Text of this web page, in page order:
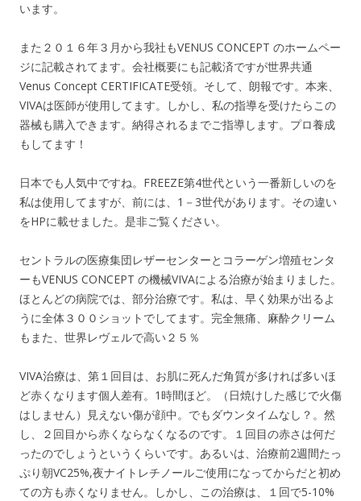
います。
また２０１６年３月から我社もVENUS CONCEPT のホームペー
ジに記載されてます。会社概要にも記載済ですが世界共通
Venus Concept CERTIFICATE受領。そして、朗報です。本来、
VIVAは医師が使用してます。しかし、私の指導を受けたらこの
器械も購入できます。納得されるまでご指導します。プロ養成
もしてます！
日本でも人気中ですね。FREEZE第4世代という一番新しいのを
私は使用してますが、前には、1－3世代があります。その違い
をHPに載せました。是非ご覧ください。
セントラルの医療集団レザーセンターとコラーゲン増殖センタ
ーもVENUS CONCEPT の機械VIVAによる治療が始まりました。
ほとんどの病院では、部分治療です。私は、早く効果が出るよ
うに全体３００ショットでしてます。完全無痛、麻酔クリーム
もまた、世界レヴェルで高い２５％
VIVA治療は、第１回目は、お肌に死んだ角質が多ければ多いほ
ど赤くなります個人差有。1時間ほど。（日焼けした感じで火傷
はしません）見えない傷が顔中。でもダウンタイムなし？。然
し、２回目から赤くならなくなるのです。１回目の赤さは何だ
ったのでしょうというくらいです。あるいは、治療前2週間たっ
ぷり朝VC25%,夜ナイトレチノールご使用になってからだと初め
ての方も赤くなりません。しかし、この治療は、１回で5-10%